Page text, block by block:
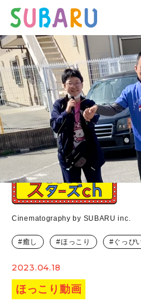
Cinematography by SUBARU inc.
癒し ほっこり ぐっぴ
2023.04.18
ほっこり動画